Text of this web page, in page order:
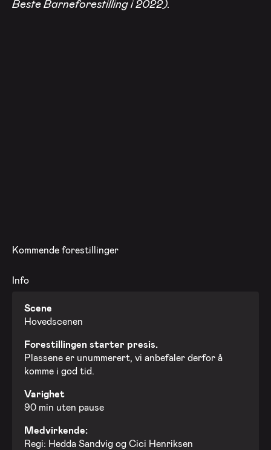
Beste Barneforestilling i 2022).
Kommende forestillinger
Info
Scene
Hovedscenen
Forestillingen starter presis.
Plassene er unummerert, vi anbefaler derfor å
komme i god tid.
Varighet
90 min uten pause
Medvirkende:
Regi: Hedda Sandvig og Cici Henriksen